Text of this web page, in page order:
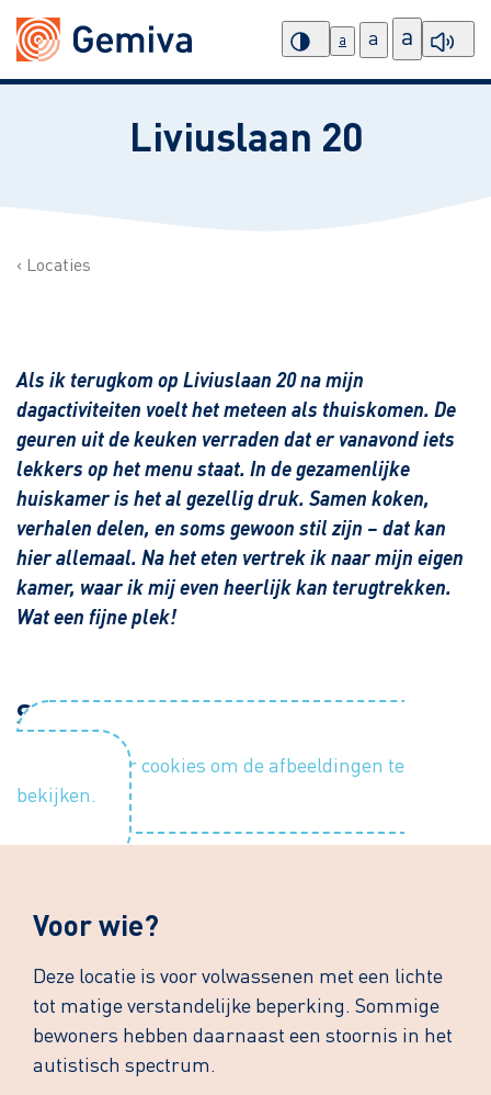
a a a
Liviuslaan 20
Locaties
Als ik terugkom op Liviuslaan 20 na mijn
dagactiviteiten voelt het meteen als thuiskomen. De
geuren uit de keuken verraden dat er vanavond iets
lekkers op het menu staat. In de gezamenlijke
huiskamer is het al gezellig druk. Samen koken,
verhalen delen, en soms gewoon stil zijn – dat kan
hier allemaal. Na het eten vertrek ik naar mijn eigen
kamer, waar ik mij even heerlijk kan terugtrekken.
Wat een fijne plek!
Sfeerimpressie
Accepteer cookies om de afbeeldingen te
bekijken.
Voor wie?
Deze locatie is voor volwassenen met een lichte
tot matige verstandelijke beperking. Sommige
bewoners hebben daarnaast een stoornis in het
autistisch spectrum.